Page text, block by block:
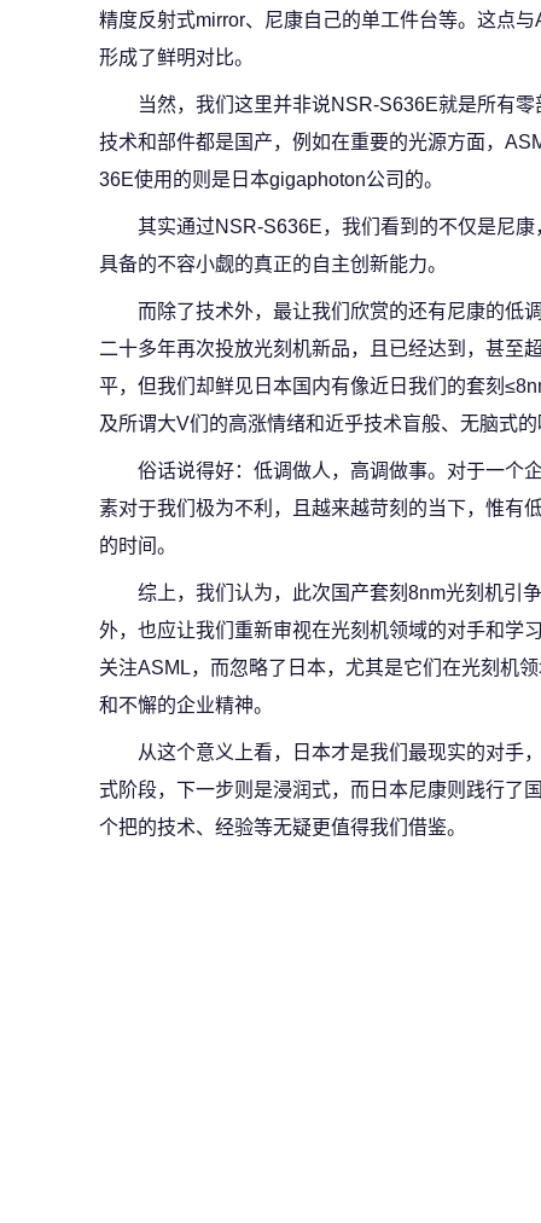
精度反射式mirror、尼康自己的单工件台等。这点
形成了鲜明对比。
当然，我们这里并非说NSR-S636E就是所有
技术和部件都是国产，例如在重要的光源方面，
36E使用的则是日本gigaphoton公司的。
其实通过NSR-S636E，我们看到的不仅是尼
具备的不容小觑的真正的自主创新能力。
而除了技术外，最让我们欣赏的还有尼康的低
二十多年再次投放光刻机新品，且已经达到，甚至
平，但我们却鲜见日本国内有像近日我们的套刻
及所谓大V们的高涨情绪和近乎技术盲般、无脑式
俗话说得好：低调做人，高调做事。对于一个
素对于我们极为不利，且越来越苛刻的当下，惟有
的时间。
综上，我们认为，此次国产套刻8nm光刻机引
外，也应让我们重新审视在光刻机领域的对手和学
关注ASML，而忽略了日本，尤其是它们在光刻机
和不懈的企业精神。
从这个意义上看，日本才是我们最现实的对手
式阶段，下一步则是浸润式，而日本尼康则践行了
个把的技术、经验等无疑更值得我们借鉴。